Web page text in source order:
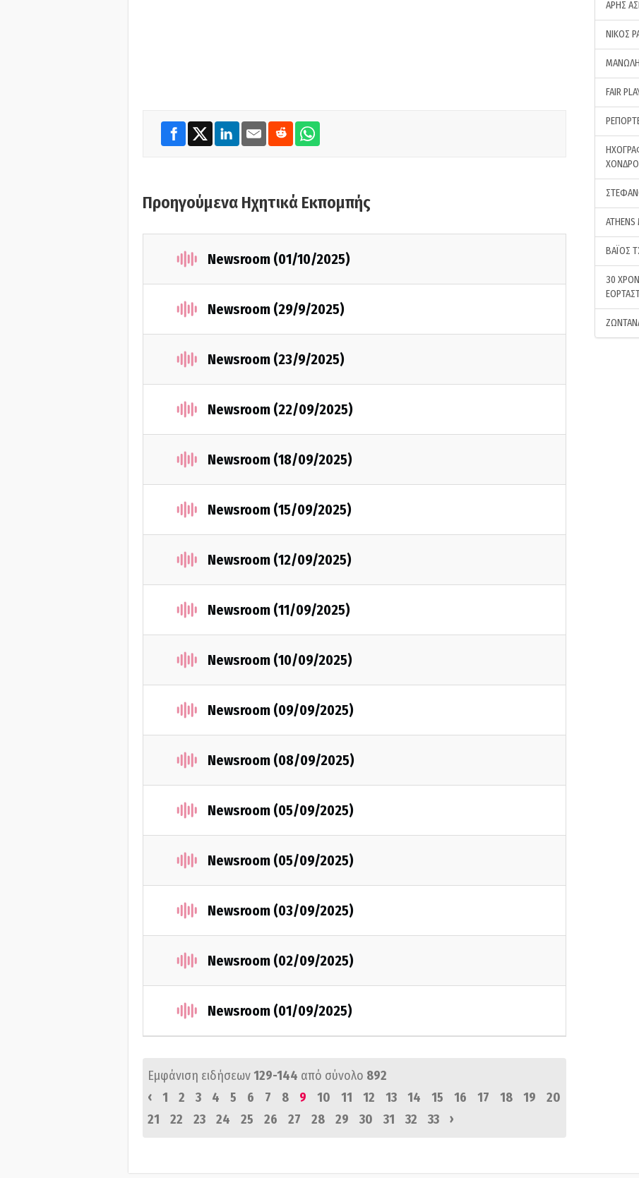
Προηγούμενα Ηχητικά Εκπομπής
Newsroom (01/10/2025)
Newsroom (29/9/2025)
Newsroom (23/9/2025)
Newsroom (22/09/2025)
Newsroom (18/09/2025)
Newsroom (15/09/2025)
Newsroom (12/09/2025)
Newsroom (11/09/2025)
Newsroom (10/09/2025)
Newsroom (09/09/2025)
Newsroom (08/09/2025)
Newsroom (05/09/2025)
Newsroom (05/09/2025)
Newsroom (03/09/2025)
Newsroom (02/09/2025)
Newsroom (01/09/2025)
Εμφάνιση ειδήσεων129-144 από σύνολο 892
‹
1 2 3 4 5 6 7 8 9 10 11 12 13 14 15 16 17 18 19
20
21
22 23 24 25 26 27 28 29 30 31 32 33 ›
ΑΡΗΣ
ΝΙΚΟΣ
FAIR
ΒΑΪΟΣ
30